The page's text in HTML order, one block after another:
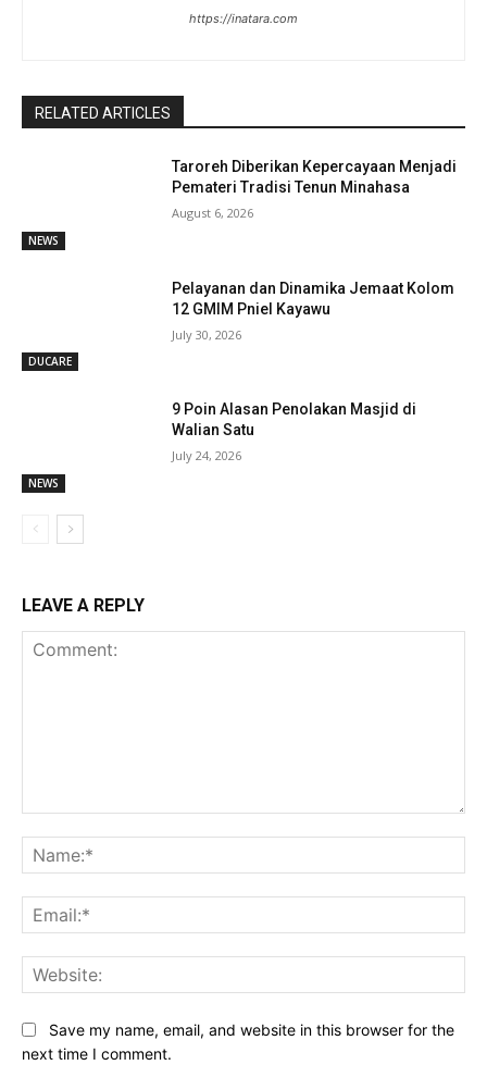
https://inatara.com
RELATED ARTICLES
NEWS
Taroreh Diberikan Kepercayaan Menjadi
Pemateri Tradisi Tenun Minahasa
August 6, 2026
DUCARE
Pelayanan dan Dinamika Jemaat Kolom
12 GMIM Pniel Kayawu
July 30, 2026
NEWS
9 Poin Alasan Penolakan Masjid di
Walian Satu
July 24, 2026
LEAVE A REPLY
Save my name, email, and website in this browser for the
next time I comment.